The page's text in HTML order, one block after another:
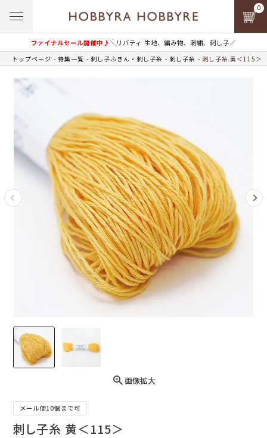
ファイナルセール開催中♪＼リバティ 生地、編み物、刺繍、刺し子／
0
トップページ 特集一覧 刺し子ふきん・刺し子糸 刺し子糸 刺し子糸 黄＜115＞
画像拡大
メール便10個まで可
刺し子糸 黄＜115＞